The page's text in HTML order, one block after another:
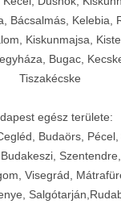
Bácsalmás, Kelebia,
Kiskunmajsa,
Bugac,
Tiszakécske
egész területe:
Budaörs, Pécel,
Szentendre,
Visegrád,